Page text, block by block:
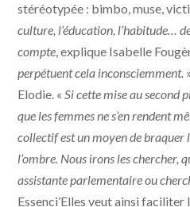
stéréotypée : bimbo, muse,
culture, l’éducation, l’habitude…
compte, explique Isabelle
perpétuent cela inconsciemment.
Elodie. « Si cette mise au second
que les femmes ne s’en rendent
collectif est un moyen de braquer
l’ombre. Nous irons les chercher,
assistante parlementaire ou
Essenci’Elles veut ainsi